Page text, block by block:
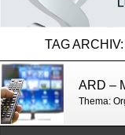
TAG ARCHIV: